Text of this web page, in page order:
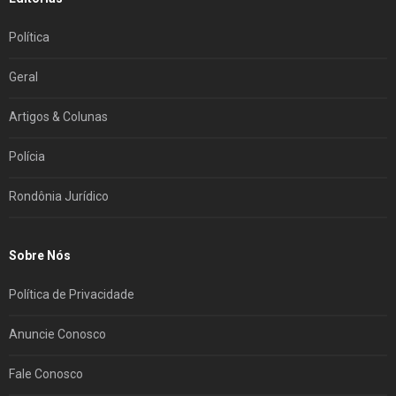
Política
Geral
Artigos & Colunas
Polícia
Rondônia Jurídico
Sobre Nós
Política de Privacidade
Anuncie Conosco
Fale Conosco